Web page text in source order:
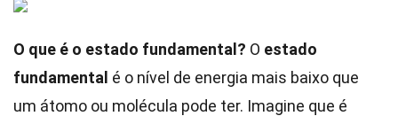
O que é o estado fundamental? O estado
fundamental é o nível de energia mais baixo que
um átomo ou molécula pode ter. Imagine que é